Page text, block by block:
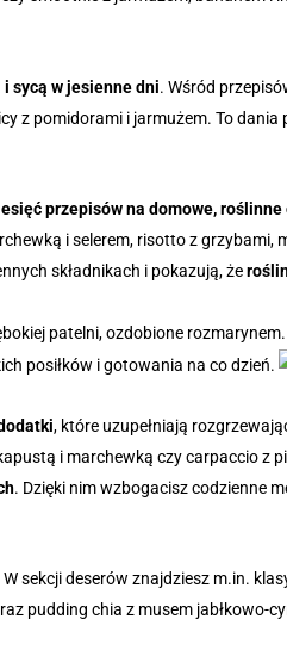
i sycą w jesienne dni. Wśród
z pomidorami i jarmużem. To
przepisów na domowe, roślinne
i selerem, risotto z
składnikach i pokazują, że
, które uzupełniają
i marchewką czy carpaccio z
. Dzięki nim wzbogacisz codzienne
W sekcji deserów znajdziesz m.in.
pudding chia z musem jabłkowo-